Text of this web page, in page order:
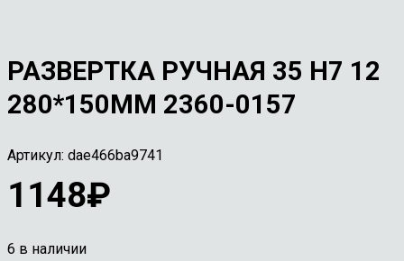
РАЗВЕРТКА РУЧНАЯ 35 Н7 12
280*150ММ 2360-0157
Артикул: dae466ba9741
1148₽
6 в наличии